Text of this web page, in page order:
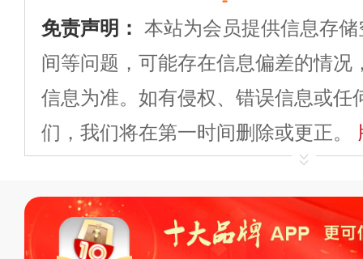
免责声明： 本站为会员提供信息存
间等问题，可能存在信息偏差的情况
信息为准。如有侵权、错误信息或任
们，我们将在第一时间删除或更正。
平台自有内容（文字
标、LOGO 等）知识产权归本站所
复制、转载、商用。本站不生产产